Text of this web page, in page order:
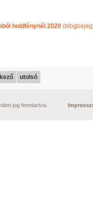
holdfénynél 2020
utolsó
jog fenntartva.